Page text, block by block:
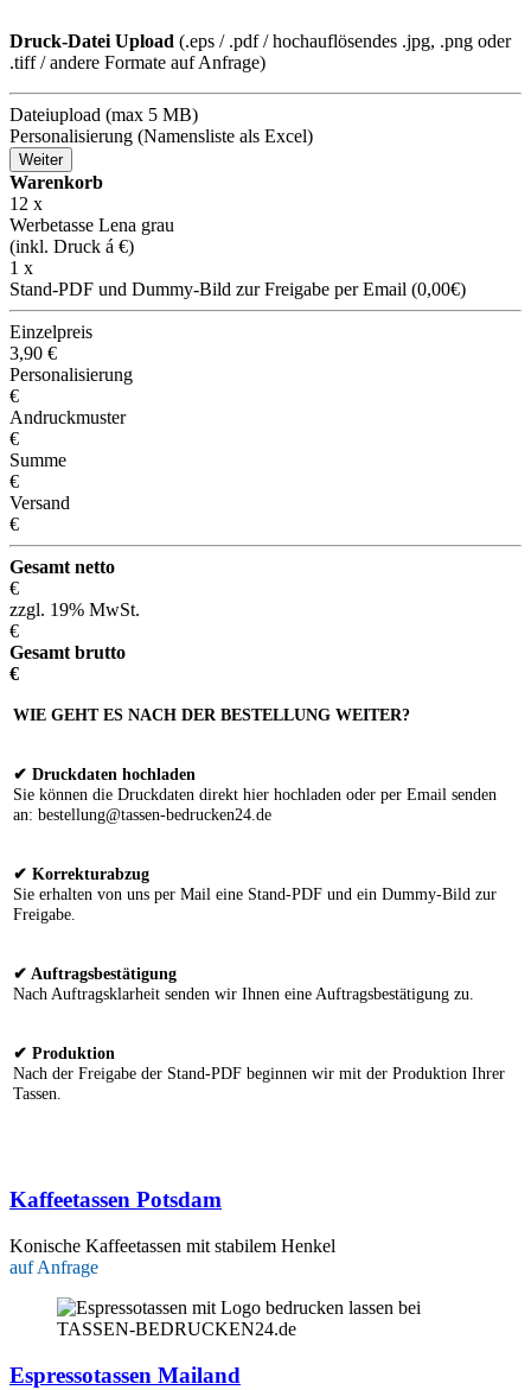
Druck-Datei Upload (.eps / .pdf / hochauflösendes .jpg, .png oder
.tiff / andere Formate auf Anfrage)
Dateiupload (max 5 MB)
Personalisierung (Namensliste als Excel)
Weiter
Warenkorb
12 x
Werbetasse Lena grau
(inkl. Druck á €)
1 x
Stand-PDF und Dummy-Bild zur Freigabe per Email (0,00€)
Einzelpreis
3,90 €
Personalisierung
€
Andruckmuster
€
Summe
€
Versand
€
Gesamt netto
€
zzgl. 19% MwSt.
€
Gesamt brutto
€
WIE GEHT ES NACH DER BESTELLUNG WEITER?
✔ Druckdaten hochladen
Sie können die Druckdaten direkt hier hochladen oder per Email senden
an: bestellung@tassen-bedrucken24.de
✔ Korrekturabzug
Sie erhalten von uns per Mail eine Stand-PDF und ein Dummy-Bild zur
Freigabe.
✔ Auftragsbestätigung
Nach Auftragsklarheit senden wir Ihnen eine Auftragsbestätigung zu.
✔ Produktion
Nach der Freigabe der Stand-PDF beginnen wir mit der Produktion Ihrer
Tassen.
Kaffeetassen Potsdam
Konische Kaffeetassen mit stabilem Henkel
auf Anfrage
Espressotassen Mailand